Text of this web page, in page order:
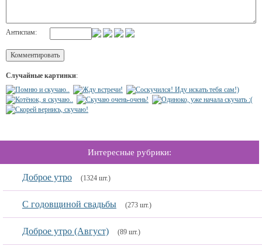
Антиспам:
Случайные картинки:
Интересные рубрики:
Доброе утро (1324 шт.)
C годовщиной свадьбы (273 шт.)
Доброе утро (Август) (89 шт.)